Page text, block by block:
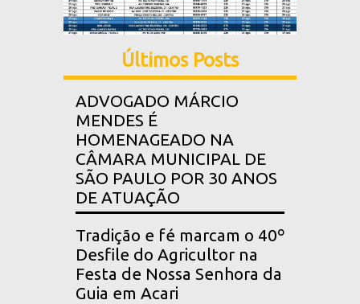
Últimos Posts
ADVOGADO MÁRCIO
MENDES É
HOMENAGEADO NA
CÂMARA MUNICIPAL DE
SÃO PAULO POR 30 ANOS
DE ATUAÇÃO
Tradição e fé marcam o 40º
Desfile do Agricultor na
Festa de Nossa Senhora da
Guia em Acari